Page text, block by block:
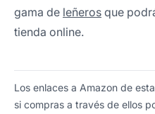
gama de leñeros que
tienda online.
Los enlaces a Amazon de
si compras a través de ellos